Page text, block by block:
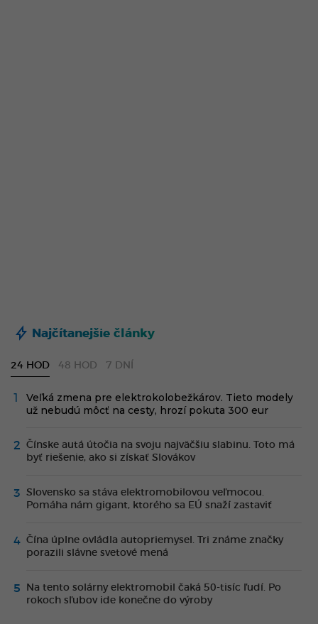
Najčítanejšie články
24 HOD 48 HOD 7 DNÍ
Veľká zmena pre elektrokolobežkárov. Tieto modely
už nebudú môcť na cesty, hrozí pokuta 300 eur
Čínske autá útočia na svoju najväčšiu slabinu. Toto má
byť riešenie, ako si získať Slovákov
Slovensko sa stáva elektromobilovou veľmocou.
Pomáha nám gigant, ktorého sa EÚ snaží zastaviť
Čína úplne ovládla autopriemysel. Tri známe značky
porazili slávne svetové mená
Na tento solárny elektromobil čaká 50-tisíc ľudí. Po
rokoch sľubov ide konečne do výroby